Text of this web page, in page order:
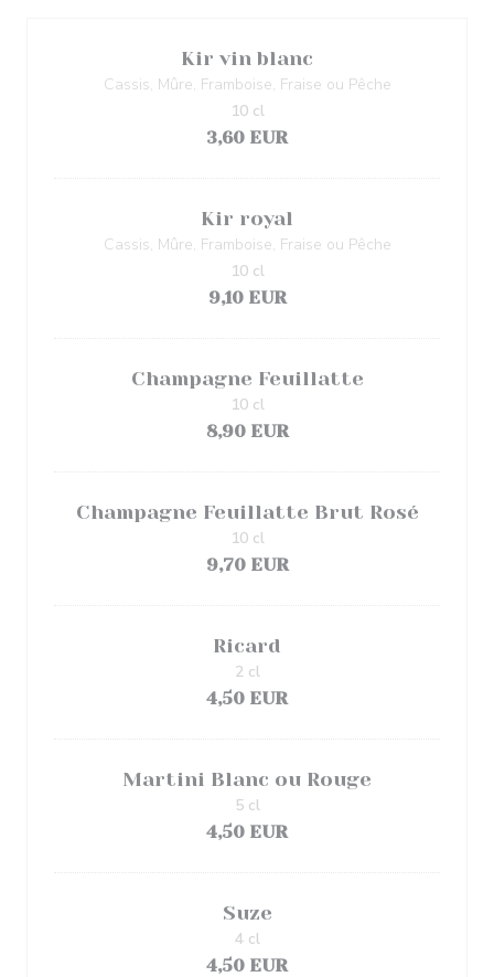
Kir vin blanc
Cassis, Mûre, Framboise, Fraise ou Pêche
3,60 EUR
10 cl
Kir royal
Cassis, Mûre, Framboise, Fraise ou Pêche
9,10 EUR
10 cl
Champagne Feuillatte
8,90 EUR
10 cl
Champagne Feuillatte Brut Rosé
9,70 EUR
10 cl
Ricard
4,50 EUR
2 cl
Martini Blanc ou Rouge
4,50 EUR
5 cl
Suze
4,50 EUR
4 cl